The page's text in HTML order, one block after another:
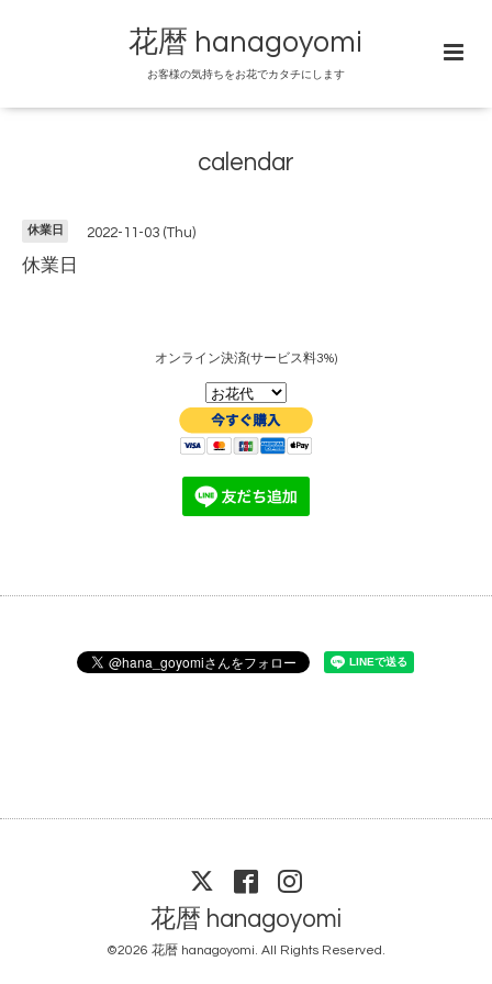
花暦 hanagoyomi
お客様の気持ちをお花でカタチにします
calendar
休業日 2022-11-03 (Thu)
休業日
オンライン決済(サービス料3%)
花暦 hanagoyomi
©2026 花暦 hanagoyomi. All Rights Reserved.